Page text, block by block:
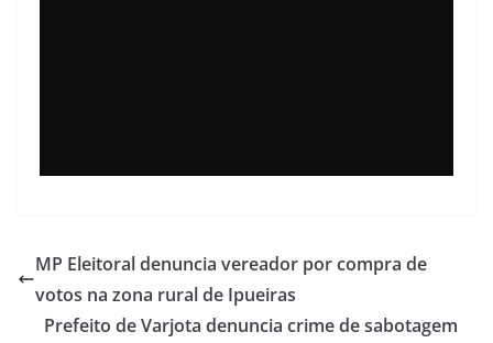
MP Eleitoral denuncia vereador por compra de
votos na zona rural de Ipueiras
Prefeito de Varjota denuncia crime de sabotagem